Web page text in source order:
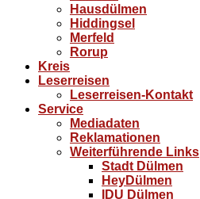
Hausdülmen
Hiddingsel
Merfeld
Rorup
Kreis
Leserreisen
Leserreisen-Kontakt
Service
Mediadaten
Reklamationen
Weiterführende Links
Stadt Dülmen
HeyDülmen
IDU Dülmen